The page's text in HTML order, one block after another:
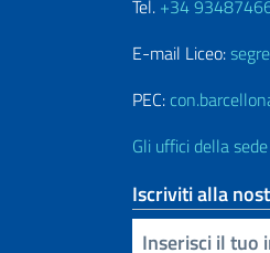
Tel. +34
E-mail Liceo:
PEC:
Gli uffici della sede
Iscriviti alla
Inserisci la tua email